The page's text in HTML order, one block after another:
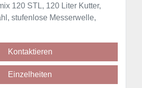
120 STL, 120 Liter Kutter,
stufenlose Messerwelle,
Kontaktieren
Einzelheiten